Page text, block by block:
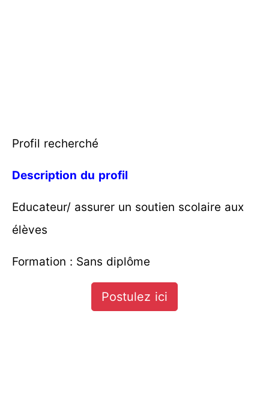
Profil recherché
Description du profil
Educateur/ assurer un soutien scolaire aux
élèves
Formation : Sans diplôme
Postulez ici